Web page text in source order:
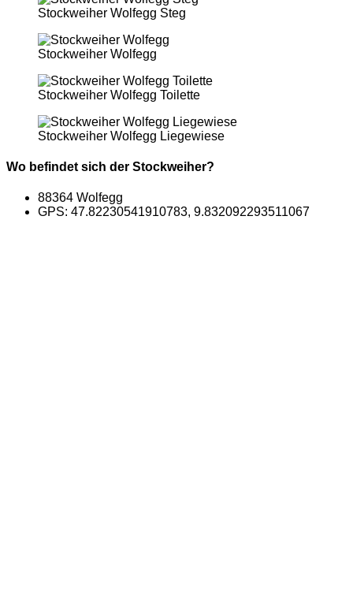
Stockweiher Wolfegg Steg
Stockweiher Wolfegg
Stockweiher Wolfegg Toilette
Stockweiher Wolfegg Liegewiese
Wo befindet sich der Stockweiher?
88364 Wolfegg
GPS: 47.82230541910783, 9.832092293511067